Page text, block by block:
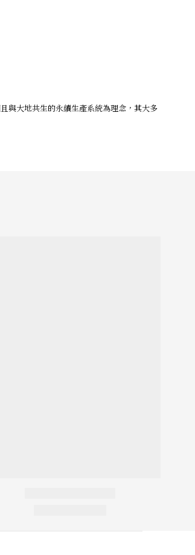
與大地共生的永續生產系統為理念，其大多